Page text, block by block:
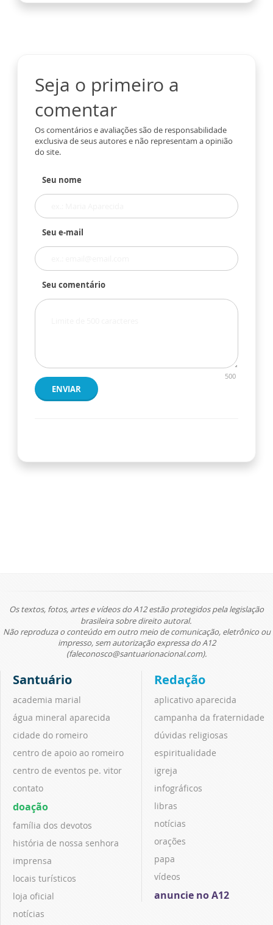
Seja o primeiro a
comentar
Os comentários e avaliações são de responsabilidade
exclusiva de seus autores e não representam a opinião
do site.
Seu nome
Seu e-mail
Seu comentário
500
ENVIAR
Os textos, fotos, artes e vídeos do A12 estão protegidos pela legislação
brasileira sobre direito autoral.
Não reproduza o conteúdo em outro meio de comunicação, eletrônico ou
impresso, sem autorização expressa do A12
(faleconosco@santuarionacional.com).
Santuário
academia marial
água mineral aparecida
cidade do romeiro
centro de apoio ao romeiro
centro de eventos pe. vitor
contato
doação
família dos devotos
história de nossa senhora
imprensa
locais turísticos
loja oficial
notícias
Redação
aplicativo aparecida
campanha da fraternidade
dúvidas religiosas
espiritualidade
igreja
infográficos
libras
notícias
orações
papa
vídeos
anuncie no A12